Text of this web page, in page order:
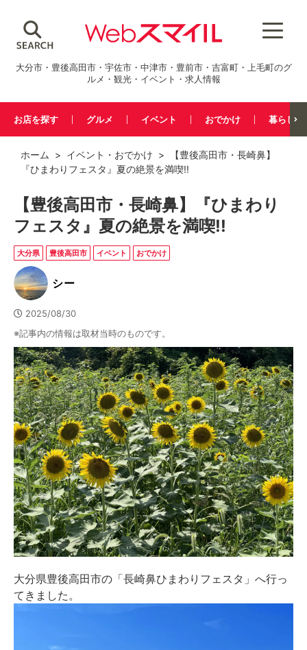
大分市・豊後高田市・宇佐市・中津市・豊前市・吉富町・上毛町のグ
ルメ・観光・イベント・求人情報
お店を探す グルメ イベント おでかけ 暮らし
ホーム > イベント ・ おでかけ > 【豊後高田市・長崎鼻】
『ひまわりフェスタ』夏の絶景を満喫!!
【豊後高田市・長崎鼻】『ひまわり
フェスタ』夏の絶景を満喫!!
大分県 豊後高田市 イベント おでかけ
シー
2025/08/30
※記事内の情報は取材当時のものです。
大分県豊後高田市の「長崎鼻ひまわりフェスタ」へ行っ
てきました。